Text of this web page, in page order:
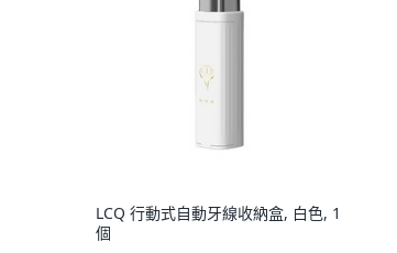
LCQ 行動式自動牙線收納盒, 白色, 1
個